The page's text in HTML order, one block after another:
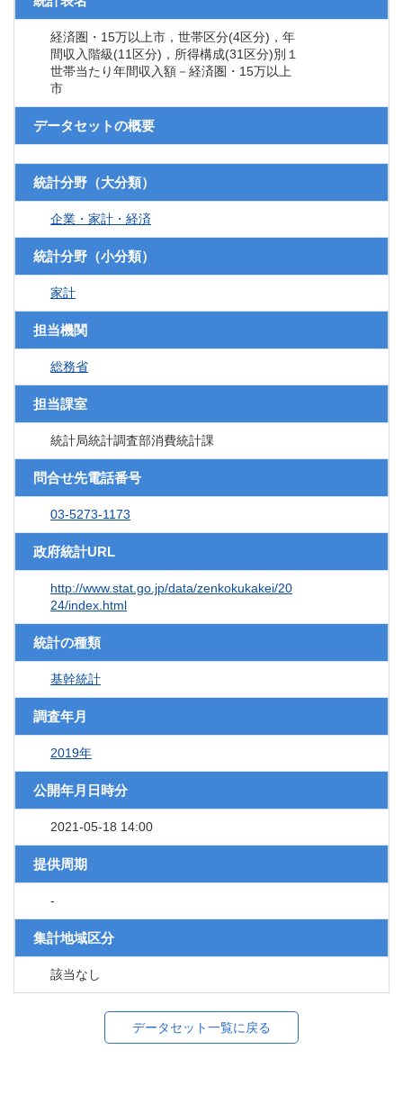
経済圏・15万以上市，世帯区分(4区分)，年
間収入階級(11区分)，所得構成(31区分)別１
世帯当たり年間収入額－経済圏・15万以上
市
データセットの概要
統計分野（大分類）
企業・家計・経済
統計分野（小分類）
家計
担当機関
総務省
担当課室
統計局統計調査部消費統計課
問合せ先電話番号
03-5273-1173
政府統計URL
http://www.stat.go.jp/data/zenkokukakei/20
24/index.html
統計の種類
基幹統計
調査年月
2019年
公開年月日時分
2021-05-18 14:00
提供周期
-
集計地域区分
該当なし
データセット一覧に戻る